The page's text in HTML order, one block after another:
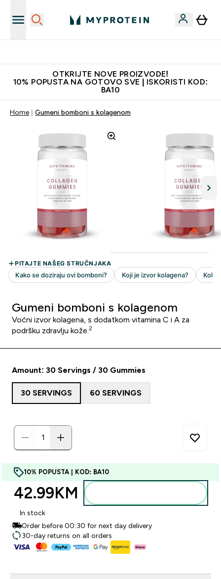
OTKRIJTE NOVE PROIZVODE!
10% POPUSTA NA GOTOVO SVE | ISKORISTI KOD:
BA10
Home Gumeni bomboni s kolagenom
Gumeni bomboni s kolagenom
Voćni izvor kolagena, s dodatkom vitamina C i A za
podršku zdravlju kože. 2
Amount: 30 Servings / 30 Gummies
30 SERVINGS 60 SERVINGS
10% POPUSTA | KOD: BA10
42.99KM‎
In stock
Order before 00:30 for next day delivery
30-day returns on all orders